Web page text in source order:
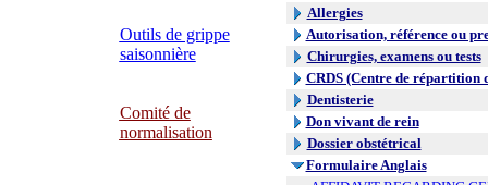
Outils de grippe
saisonnière
Comité de
normalisation
Allergies
Autorisation, référence ou
Chirurgies, examens ou tests
CRDS (Centre de répartition
Dentisterie
Don vivant de rein
Dossier obstétrical
Formulaire Anglais